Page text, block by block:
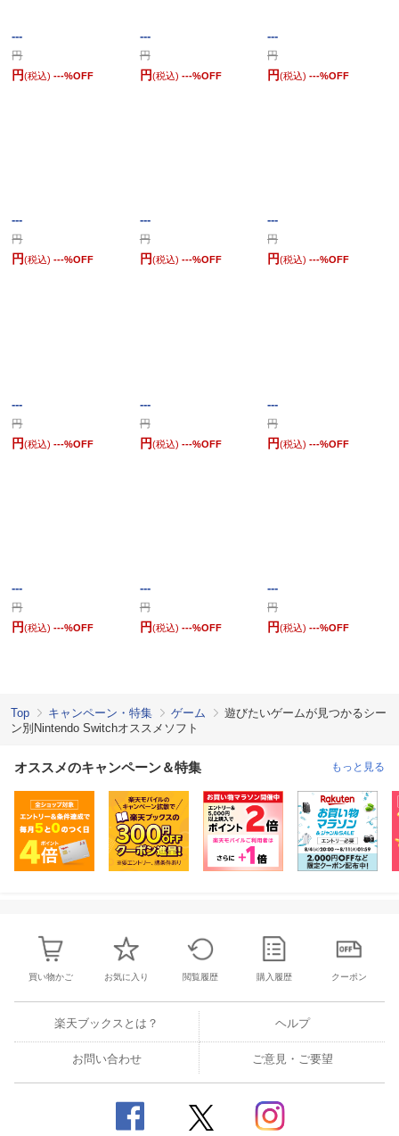
---
円
円(税込) ---%OFF
---
円
円(税込) ---%OFF
---
円
円(税込) ---%OFF
---
円
円(税込) ---%OFF
---
円
円(税込) ---%OFF
---
円
円(税込) ---%OFF
---
円
円(税込) ---%OFF
---
円
円(税込) ---%OFF
---
円
円(税込) ---%OFF
---
円
円(税込) ---%OFF
---
円
円(税込) ---%OFF
---
円
円(税込) ---%OFF
Top キャンペーン・特集 ゲーム
遊びたいゲームが見つかるシー
ン別Nintendo Switchオススメソフト
オススメのキャンペーン＆特集 もっと見る
買い物かご お気に入り 閲覧履歴 購入履歴 クーポン
楽天ブックスとは？ ヘルプ
お問い合わせ ご意見・ご要望